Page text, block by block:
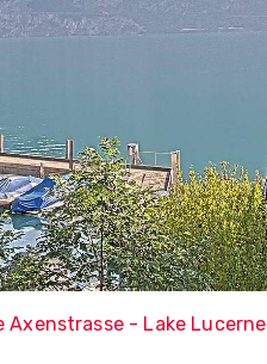
Axenstrasse - Lake Lucerne